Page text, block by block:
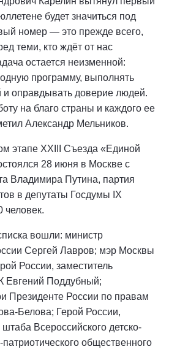
будет значиться под
номер — это прежде всего,
теми, кто ждёт от нас
остается неизменной:
программу, выполнять
и оправдывать доверие людей.
на благо страны и каждого ее
Александр Мельников.
этапе XXIII Съезда «Единой
28 июня в Москве с
Владимира Путина, партия
в депутаты Госдумы IX
вошли: министр
Сергей Лавров; мэр Москвы
России, заместитель
Евгений Поддубный;
Президенте России по правам
Белова; Герой России,
Всероссийского детско-
общественного